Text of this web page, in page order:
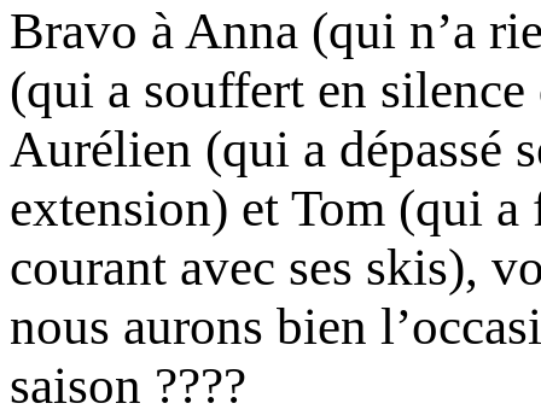
Bravo à Anna (qui n’a
(qui a souffert en
Aurélien (qui a dépassé
extension) et Tom (qui
courant avec ses skis),
nous aurons bien
saison ????